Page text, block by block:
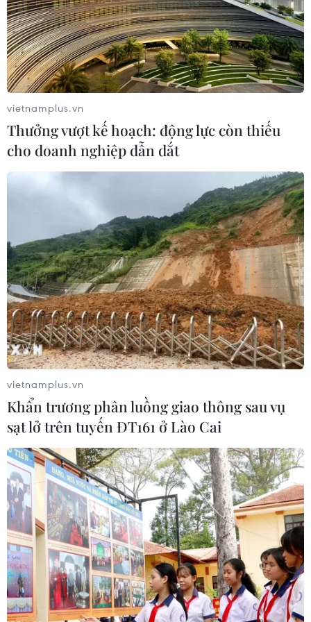
Pháp: Châu Âu không được tách rời Trung
Quốc về thương mại
05/04/2023 09:38
Tổng thống Pháp Emmanuel Macron cho rằng dù châu
Âu phải giảm thiểu rủi ro cho các ngành công nghiệp
nhưng châu Âu không được tách rời Trung Quốc về
thương mại.
Fitch Ratings hạ bậc xếp hạng tín nhiệm
vietnamplus.vn
Thưởng vượt kế hoạch: động lực còn thiếu
cho doanh nghiệp dẫn dắt
vietnamplus.vn
Khẩn trương phân luồng giao thông sau vụ
sạt lở trên tuyến ĐT161 ở Lào Cai